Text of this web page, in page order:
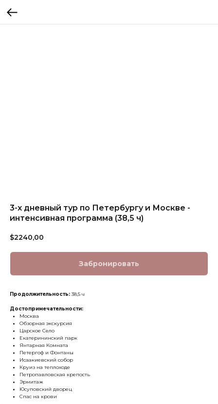
3-х дневный тур по Петербургу и Москве -
интенсивная программа (38,5 ч)
$2240,00
Забронировать
Продолжительность: 38,5 ч
Достопримечательности:
Москва
Обзорная экскурсия
Царское Село
Екатерининский парк
Янтарная Комната
Петергоф и Фонтаны
Исаакиевский собор
Круиз на теплоходе
Петропавловская крепость
Эрмитаж
Юсуповский дворец
Спас на крови